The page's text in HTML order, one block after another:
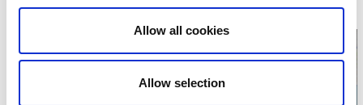
Allow all cookies
Allow selection
E-post:Skicka E-post